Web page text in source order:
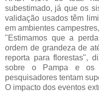
subestimado, já que os
validação usados têm
em ambientes
"Estimamos que a
ordem de grandeza de
reporta para florestas",
sobre o Pampa e os
pesquisadores tentam
O impacto dos eventos